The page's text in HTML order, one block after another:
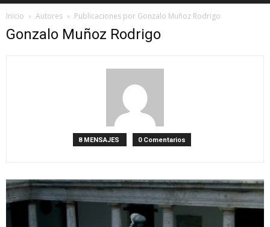
Inicio Autores Publicaciones por Gonzalo Muñoz Rodrigo
Gonzalo Muñoz Rodrigo
8 MENSAJES 0 Comentarios